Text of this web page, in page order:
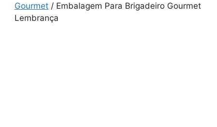
Gourmet / Embalagem Para Brigadeiro Gourmet
Lembrança